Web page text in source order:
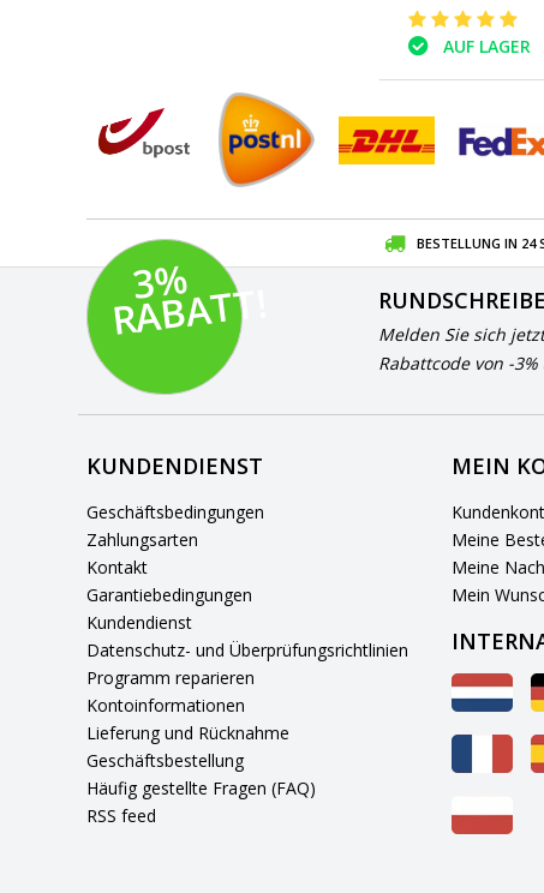
AUF LAGER
BESTELLUNG IN 24
3
%
R
A
B
A
T
T!
Melden Sie sich
Rabattcode von -
KUNDENDIENST
Geschäftsbedingungen
Zahlungsarten
Kontakt
Garantiebedingungen
Kundendienst
Datenschutz- und Überprüfungsrichtlinien
Programm reparieren
Kontoinformationen
Lieferung und Rücknahme
Geschäftsbestellung
Häufig gestellte Fragen (FAQ)
RSS feed
MEIN
Meine
Meine
Mein